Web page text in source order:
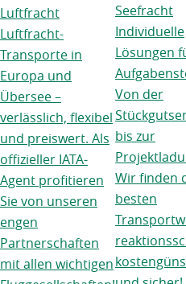
Luftfracht
Luftfracht-
Transporte in
Europa und
Übersee –
verlässlich, flexibel
und preiswert. Als
offizieller IATA-
Agent profitieren
Sie von unseren
engen
Partnerschaften
mit allen wichtigen
Seefracht
Individuelle
Lösungen
Von der
bis zur
Wir finden
besten